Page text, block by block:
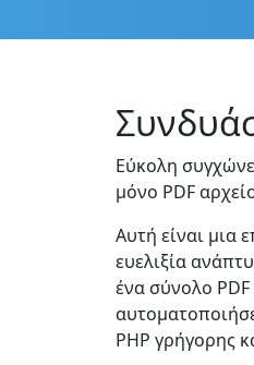
Εύκολη
μόνο PDF
Αυτή είναι μια
ευελιξία
ένα σύνολο
PHP γρήγορης